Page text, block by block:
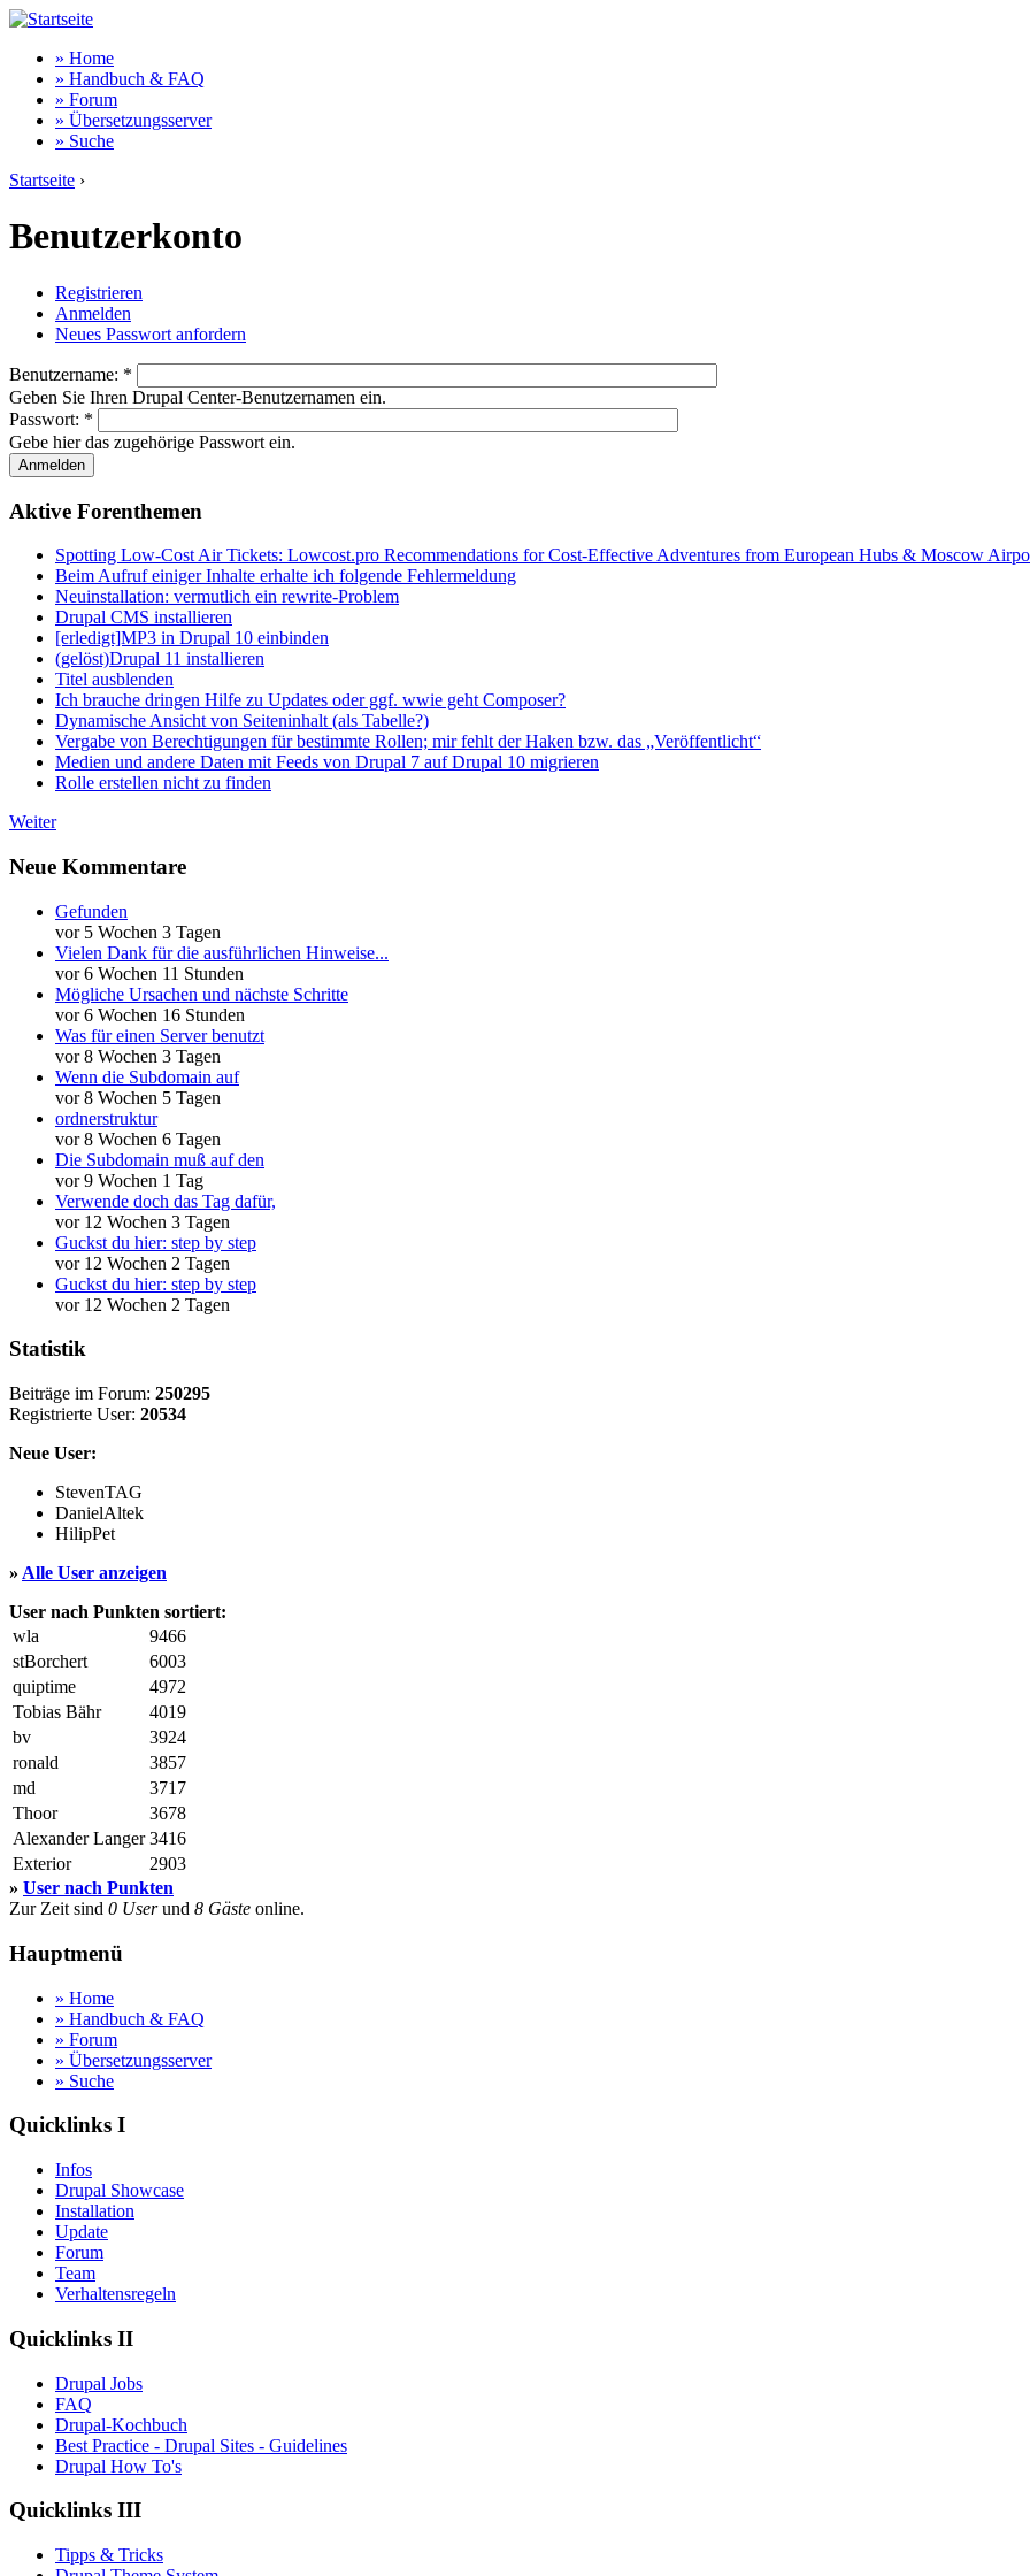
» Home
» Handbuch & FAQ
» Forum
» Übersetzungsserver
» Suche
Startseite ›
Benutzerkonto
Registrieren
Anmelden
Neues Passwort anfordern
Benutzername: *
Geben Sie Ihren Drupal Center-Benutzernamen ein.
Passwort: *
Gebe hier das zugehörige Passwort ein.
Aktive Forenthemen
Spotting Low-Cost Air Tickets: Lowcost.pro Recommendations for Cost-Effective Adventures from European Hubs & Moscow
Beim Aufruf einiger Inhalte erhalte ich folgende Fehlermeldung
Neuinstallation: vermutlich ein rewrite-Problem
Drupal CMS installieren
[erledigt]MP3 in Drupal 10 einbinden
(gelöst)Drupal 11 installieren
Titel ausblenden
Ich brauche dringen Hilfe zu Updates oder ggf. wwie geht Composer?
Dynamische Ansicht von Seiteninhalt (als Tabelle?)
Vergabe von Berechtigungen für bestimmte Rollen; mir fehlt der Haken bzw. das „Veröffentlicht“
Medien und andere Daten mit Feeds von Drupal 7 auf Drupal 10 migrieren
Rolle erstellen nicht zu finden
Weiter
Neue Kommentare
Gefunden
vor 5 Wochen 3 Tagen
Vielen Dank für die ausführlichen Hinweise...
vor 6 Wochen 11 Stunden
Mögliche Ursachen und nächste Schritte
vor 6 Wochen 16 Stunden
Was für einen Server benutzt
vor 8 Wochen 3 Tagen
Wenn die Subdomain auf
vor 8 Wochen 5 Tagen
ordnerstruktur
vor 8 Wochen 6 Tagen
Die Subdomain muß auf den
vor 9 Wochen 1 Tag
Verwende doch das Tag dafür,
vor 12 Wochen 3 Tagen
Guckst du hier: step by step
vor 12 Wochen 2 Tagen
Guckst du hier: step by step
vor 12 Wochen 2 Tagen
Statistik
Beiträge im Forum: 250295
Registrierte User: 20534
Neue User:
StevenTAG
DanielAltek
HilipPet
» Alle User anzeigen
User nach Punkten sortiert:
wla
9466
stBorchert
6003
quiptime
4972
Tobias Bähr
4019
bv
3924
ronald
3857
md
3717
Thoor
3678
Alexander Langer 3416
Exterior
2903
» User nach Punkten
Zur Zeit sind 0 Userund 8 Gäste online.
Hauptmenü
» Home
» Handbuch & FAQ
» Forum
» Übersetzungsserver
» Suche
Quicklinks I
Infos
Drupal Showcase
Installation
Update
Forum
Team
Verhaltensregeln
Quicklinks II
Drupal Jobs
FAQ
Drupal-Kochbuch
Best Practice - Drupal Sites - Guidelines
Drupal How To's
Quicklinks III
Tipps & Tricks